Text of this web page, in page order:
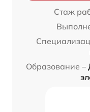
Стаж
Образование –